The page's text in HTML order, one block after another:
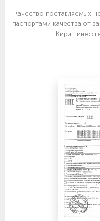
Качество поставляемых
паспортами качества от